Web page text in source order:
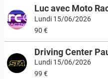
Luc avec Moto
Lundi 15/06/2026
90 €
Driving Center
Lundi 15/06/2026
99 €